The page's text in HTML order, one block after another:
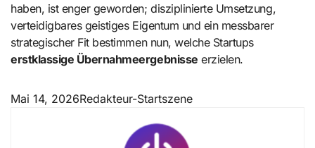
haben, ist enger geworden; disziplinierte Umsetzung,
verteidigbares geistiges Eigentum und ein messbarer
strategischer Fit bestimmen nun, welche Startups
erstklassige Übernahmeergebnisse erzielen.
Mai 14, 2026Redakteur-Startszene